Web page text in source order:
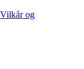
Vilkår og